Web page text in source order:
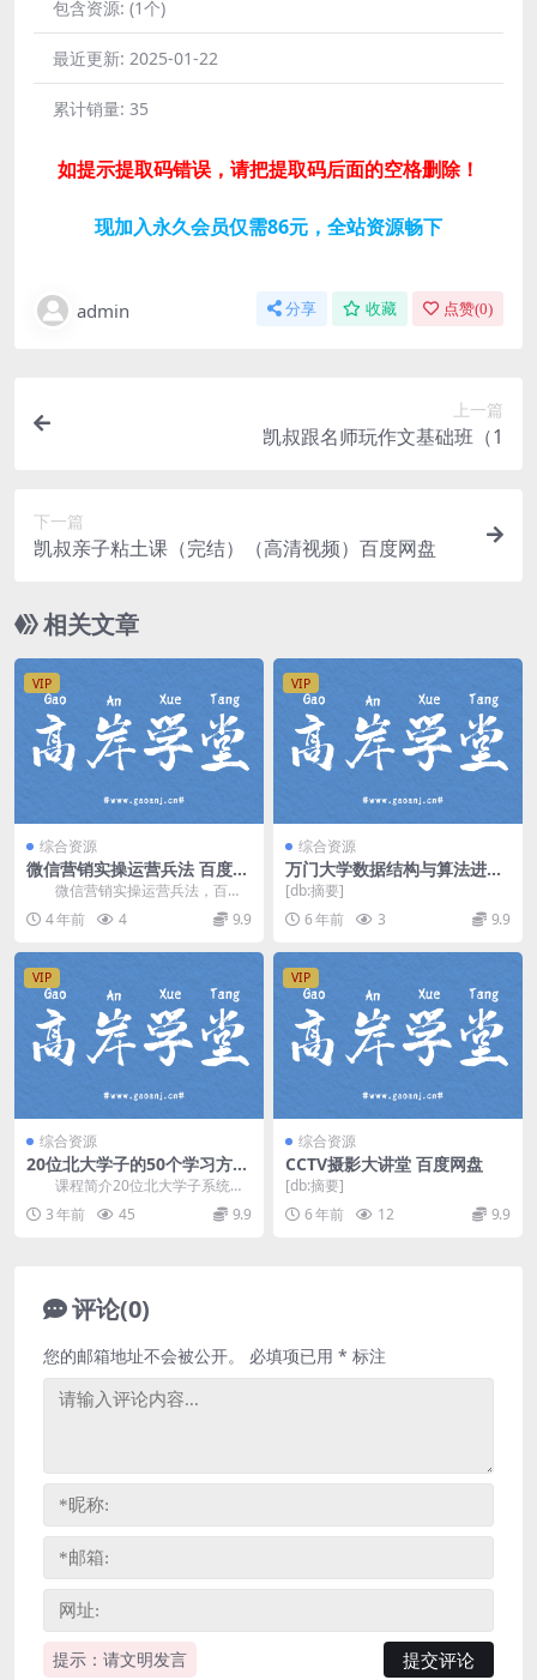
包含资源: (1个)
最近更新: 2025-01-22
累计销量: 35
如提示提取码错误，请把提取码后面的空格删除！
现加入永久会员仅需86元，全站资源畅下
admin 分享 收藏 点赞(0)
上一篇
凯叔跟名师玩作文基础班（1
下一篇
凯叔亲子粘土课（完结）（高清视频）百度网盘
相关文章
VIP
综合资源
微信营销实操运营兵法 百度网
盘分享
微信营销实操运营兵法，百度
网盘分享微信营销课程549M高清视
频。 通过理论...
4 年前 4 9.9
VIP
综合资源
万门大学数据结构与算法进阶
班(全集)（超清视频）百度网
盘
[db:摘要]
6 年前
3 9.9
VIP
综合资源
20位北大学子的50个学习方法
课音频资源
课程简介20位北大学子系统开
讲，50个使用方法培养孩子自主学
习力。适合：学习...
3 年前 45 9.9
VIP
综合资源
CCTV摄影大讲堂 百度网盘
[db:摘要]
6 年前
12 9.9
评论(0)
提示：请文明发言
您的邮箱地址不会被公开。 必填项已用 * 标注